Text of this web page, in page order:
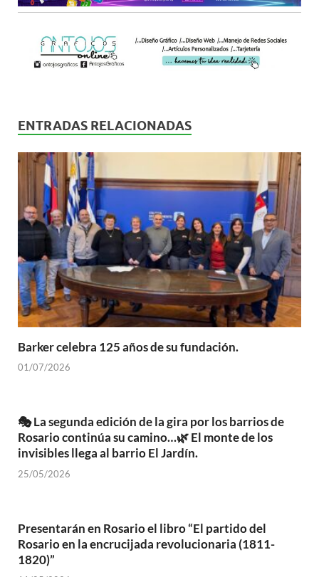
ENTRADAS RELACIONADAS
Barker celebra 125 años de su fundación.
01/07/2026
🎭 La segunda edición de la gira por los barrios de
Rosario continúa su camino…🌿 El monte de los
invisibles llega al barrio El Jardín.
25/05/2026
Presentarán en Rosario el libro “El partido del
Rosario en la encrucijada revolucionaria (1811-
1820)”